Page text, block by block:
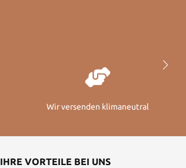
Wir versenden klimaneutral
IHRE VORTEILE BEI UNS